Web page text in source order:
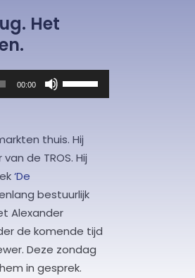
Het
00:00
Omhoog/Omlaag
verlagen.
thuis. Hij
de TROS. Hij
‘De
bestuurlijk
Alexander
de komende tijd
Deze zondag
in gesprek.